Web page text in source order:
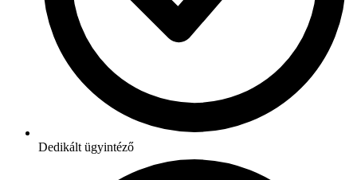
Dedikált ügyintéző